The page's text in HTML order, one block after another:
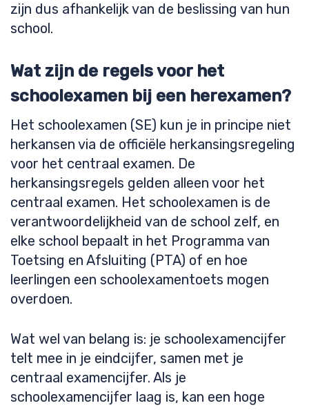
zijn dus afhankelijk van de beslissing van hun
school.
Wat zijn de regels voor het
schoolexamen bij een herexamen?
Het schoolexamen (SE) kun je in principe niet
herkansen via de officiële herkansingsregeling
voor het centraal examen. De
herkansingsregels gelden alleen voor het
centraal examen. Het schoolexamen is de
verantwoordelijkheid van de school zelf, en
elke school bepaalt in het Programma van
Toetsing en Afsluiting (PTA) of en hoe
leerlingen een schoolexamentoets mogen
overdoen.
Wat wel van belang is: je schoolexamencijfer
telt mee in je eindcijfer, samen met je
centraal examencijfer. Als je
schoolexamencijfer laag is, kan een hoge